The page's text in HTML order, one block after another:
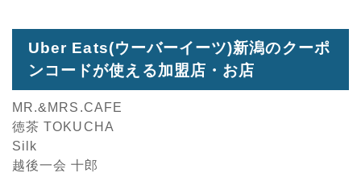
Uber Eats(ウーバーイーツ)新潟のクーポ
ンコードが使える加盟店・お店
MR.&MRS.CAFE
徳茶 TOKUCHA
Silk
越後一会 十郎